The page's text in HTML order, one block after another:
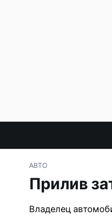
АВТО
Прилив
Владелец